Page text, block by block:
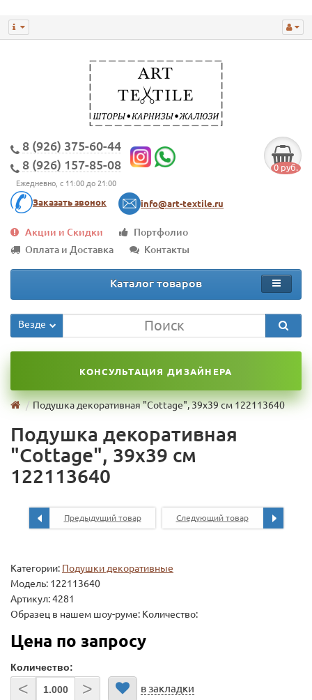
8 (926) 375-60-44
8 (926) 157-85-08
Ежедневно, с 11:00 до 21:00
Заказать звонок info@art-textile.ru
0 руб.
Акции и Скидки
Портфолио
Оплата и Доставка
Контакты
Каталог товаров
Везде
КОНСУЛЬТАЦИЯ ДИЗАЙНЕРА
Подушка декоративная "Cottage", 39х39 см 122113640
Подушка декоративная
"Cottage", 39х39 см
122113640
Предыдущий товар Следующий товар
Категории: Подушки декоративные
Модель: 122113640
Артикул: 4281
Образец в нашем шоу-руме: Количество:
Цена по запросу
Количество:
< > в закладки